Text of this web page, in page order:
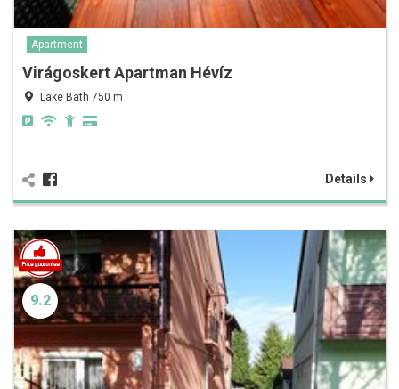
Apartment
Virágoskert Apartman Hévíz
Lake Bath 750 m
Details
9.2